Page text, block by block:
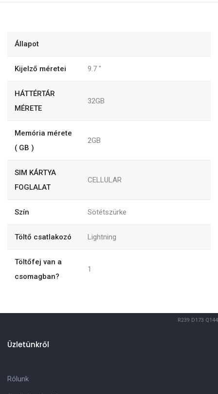
Állapot
Kijelző méretei 9.7 "
HÁTTÉRTÁR
MÉRETE
32GB
Memória mérete
( GB )
2GB
SIM KÁRTYA
FOGLALAT
CELLULAR
Szín Sötétszürke
Töltő csatlakozó Lightning
Töltőfej van a
csomagban?
1
R239 D173 Q144
Üzletünkről
Rólunk